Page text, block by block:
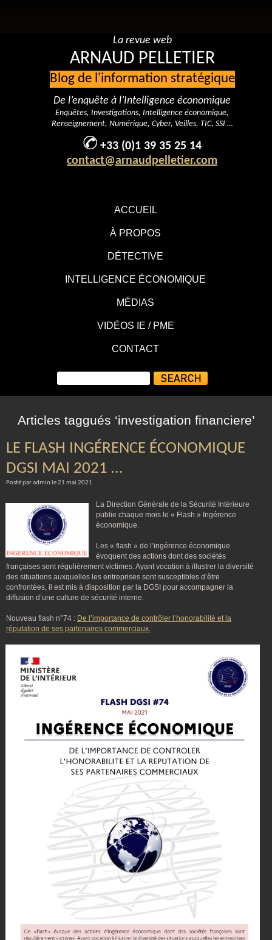
ACCUEIL
À PROPOS
DÉTECTIVE
INTELLIGENCE ÉCONOMIQUE
MÉDIAS
VIDÉOS IE / PME
CONTACT
La revue web
ARNAUD PELLETIER
Blog de l'information stratégique
De l’enquête à l’Intelligence économique
Enquêtes, Investigations, Intelligence économique,
Renseignement, Numérique, Cyber, Veilles, TIC, SSI …
+33 (0)1 39 35 25 14
contact@arnaudpelletier.com
Articles taggués ‘investigation financiere’
LE FLASH INGÉRENCE ÉCONOMIQUE
DGSI MAI 2021 …
Posté par admin le 21 mai 2021
La Direction Générale de la Sécurité Intérieure
publie chaque mois le « Flash » Ingérence
économique.
Les « flash » de l’ingérence économique
évoquent des actions dont des sociétés
françaises sont régulièrement victimes. Ayant vocation à illustrer la diversité
des situations auxquelles les entreprises sont susceptibles d’être
confrontées, il est mis à disposition par la DGSI pour accompagner la
diffusion d’une culture de sécurité interne.
Nouveau flash n°74 : De l’importance de contrôler l’honorabilité et la
réputation de ses partenaires commerciaux.